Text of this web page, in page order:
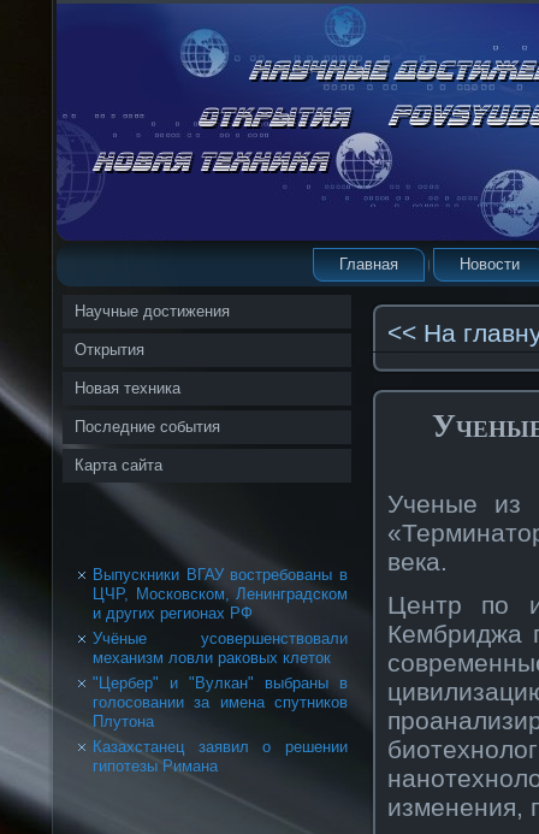
Главная Новости
Научные достижения
Открытия
Новая техника
Последние события
Карта сайта
Выпускники ВГАУ востребованы в
ЦЧР, Московском, Ленинградском
и других регионах РФ
Учёные усовершенствовали
механизм ловли раковых клеток
"Цербер" и "Вулкан" выбраны в
голосовании за имена спутников
Плутона
Казахстанец заявил о решении
гипотезы Римана
<< На
Ученые из
века.
Центр по
Кембриджа
изменения,